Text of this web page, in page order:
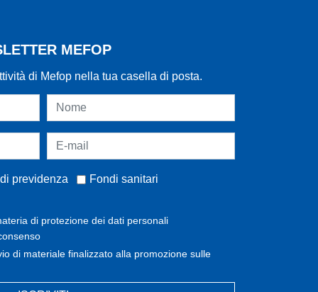
MEFOP
di Mefop nella tua casella di posta.
previdenza Fondi sanitari
di protezione dei dati personali
di materiale finalizzato alla promozione sulle